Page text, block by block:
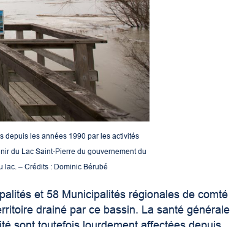
depuis les années 1990 par les activités
du Lac Saint-Pierre du gouvernement du
lac. – Crédits : Dominic Bérubé
et 58 Municipalités régionales de comté
drainé par ce bassin. La santé générale